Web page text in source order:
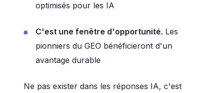
optimisés pour les IA
C'est une fenêtre d'opportunité. Les
pionniers du GEO bénéficieront d'un
avantage durable
Ne pas exister dans les réponses IA, c'est